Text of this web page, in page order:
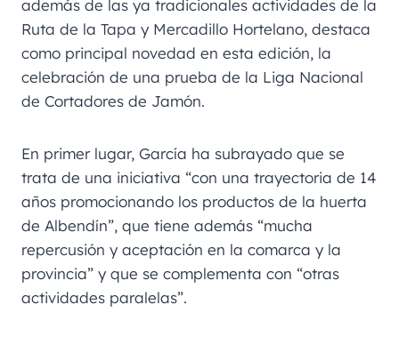
además de las ya tradicionales actividades de la
Ruta de la Tapa y Mercadillo Hortelano, destaca
como principal novedad en esta edición, la
celebración de una prueba de la Liga Nacional
de Cortadores de Jamón.
En primer lugar, García ha subrayado que se
trata de una iniciativa “con una trayectoria de 14
años promocionando los productos de la huerta
de Albendín”, que tiene además “mucha
repercusión y aceptación en la comarca y la
provincia” y que se complementa con “otras
actividades paralelas”.